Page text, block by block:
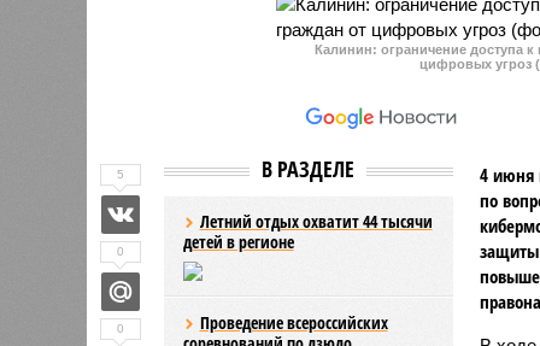
нуждающихся в улучшении
Калинин: ограничение доступа
цифровых угроз
В РАЗДЕЛЕ
Летний отдых охватит 44 тысячи
детей в регионе
Проведение всероссийских
4 июня
по
защиты
5
0
0